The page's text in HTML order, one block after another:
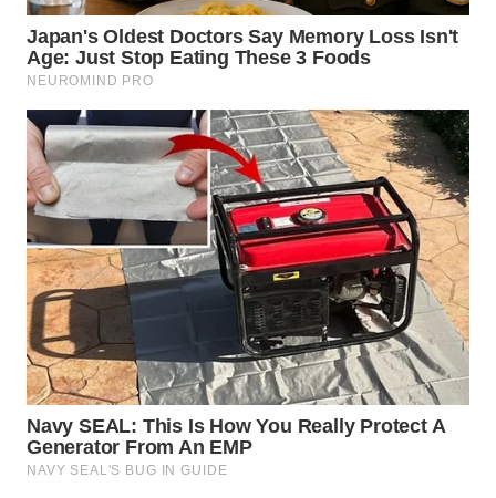
WN
LANGKAT
WN
TAPANULI
SELATAN
WN
TANJUNG
LESUNG
WN
KARO
WN
SIMALUNGUN